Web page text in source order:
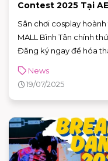
Contest 2025 Tại
Sân chơi cosplay
MALL Bình Tân chính
Đăng ký ngay để hóa
đồng!
News
19/07/2025